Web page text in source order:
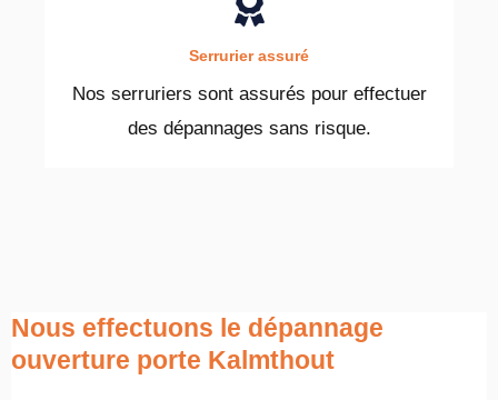
Serrurier assuré
Nos serruriers sont assurés pour effectuer
des dépannages sans risque.
Nous effectuons le dépannage
ouverture porte Kalmthout